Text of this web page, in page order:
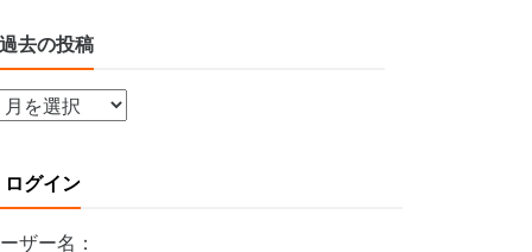
過去の投稿
ログイン
ザー名：